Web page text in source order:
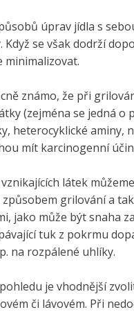
úprav jídla s
Když se však dodrží
minimalizovat.
známo, že při
(zejména se jedná o
heterocyklické aminy,
mít karcinogenní
látek
způsobem grilování a
jako může být snaha
tuk z pokrmu
na rozpálené uhlíky.
je vhodnější
či lávovém. Při